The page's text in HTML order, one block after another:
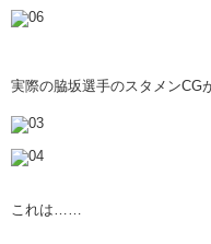
実際の脇坂選手のスタメンCG
これは……